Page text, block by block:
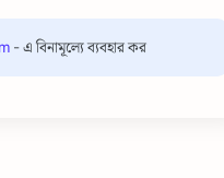
- এ বিনামূল্যে ব্যবহার কর